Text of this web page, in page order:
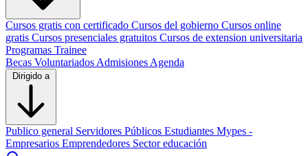
Cursos gratis con certificado Cursos del gobierno Cursos online
gratis Cursos presenciales gratuitos Cursos de extension universitaria
Programas Trainee
Becas Voluntariados Admisiones Agenda
Dirigido a
Publico general Servidores Públicos Estudiantes Mypes -
Empresarios Emprendedores Sector educación